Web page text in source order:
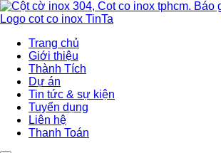
Trang chủ
Giới thiệu
Thành Tích
Dự án
Tin tức & sự kiện
Tuyển dụng
Liên hệ
Thanh Toán